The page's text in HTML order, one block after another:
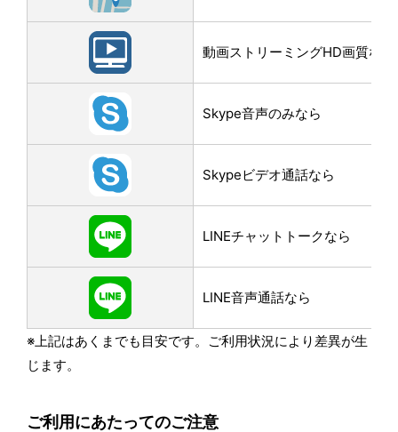
動画ストリーミングHD画質なら
Skype音声のみなら
Skypeビデオ通話なら
LINEチャットトークなら
LINE音声通話なら
※上記はあくまでも目安です。ご利用状況により差異が生
じます。
ご利用にあたってのご注意